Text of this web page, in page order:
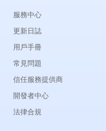
服務中心
更新日誌
用戶手冊
常見問題
信任服務提供商
開發者中心
法律合規